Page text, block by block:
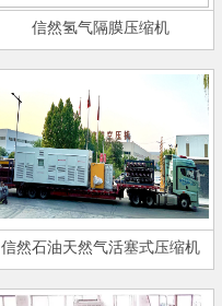
信然氢气隔膜压缩机
信然石油天然气活塞式压缩机